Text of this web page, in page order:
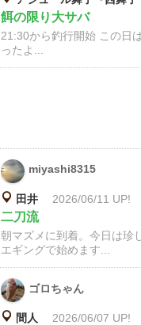
餌の限り大サバ
21:30から釣行開始 この日
ったよ...
miyashi8315
田井 2026/06/11 UP!
二刀流
朝マズメに到着。今日は珍
エギングで始めます...
ゴロちゃん
間人 2026/06/07 UP!